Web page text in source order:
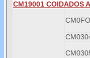
CM19001 COIDADOS